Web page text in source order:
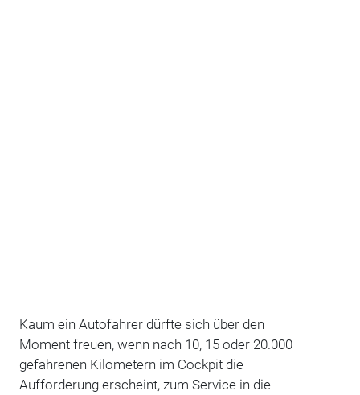
Kaum ein Autofahrer dürfte sich über den
Moment freuen, wenn nach 10, 15 oder 20.000
gefahrenen Kilometern im Cockpit die
Aufforderung erscheint, zum Service in die